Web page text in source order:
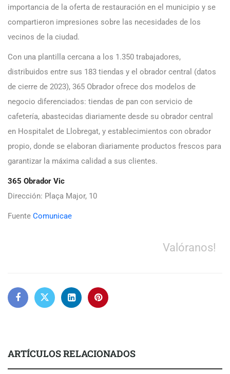
importancia de la oferta de restauración en el municipio y se
compartieron impresiones sobre las necesidades de los
vecinos de la ciudad.
Con una plantilla cercana a los 1.350 trabajadores,
distribuidos entre sus 183 tiendas y el obrador central (datos
de cierre de 2023), 365 Obrador ofrece dos modelos de
negocio diferenciados: tiendas de pan con servicio de
cafetería, abastecidas diariamente desde su obrador central
en Hospitalet de Llobregat, y establecimientos con obrador
propio, donde se elaboran diariamente productos frescos para
garantizar la máxima calidad a sus clientes.
365 Obrador Vic
Dirección: Plaça Major, 10
Fuente Comunicae
Valóranos!
ARTÍCULOS RELACIONADOS